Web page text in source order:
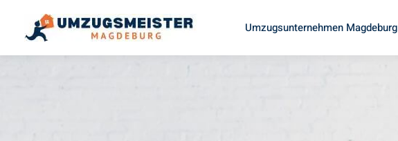
Umzugsunternehmen Magdeburg